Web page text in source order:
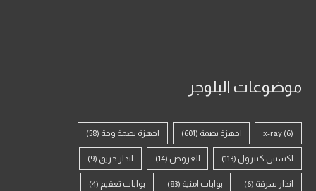
موضوعات البلوجر
x-ray (6) اجهزة بصمة (601) اجهزة بصمة وجة (58)
اكسس كنترول (113) العروض (14) انذار حريق (9)
انذار سرقة (6) بوابات امنية (83) بوابات تعقيم (4)